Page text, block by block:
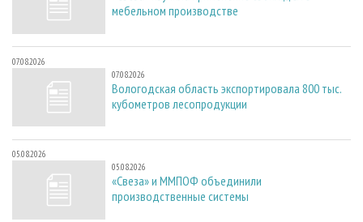
мебельном производстве
07.08.2026
07.08.2026
Вологодская область экспортировала 800 тыс.
кубометров лесопродукции
05.08.2026
05.08.2026
«Свеза» и ММПОФ объединили
производственные системы